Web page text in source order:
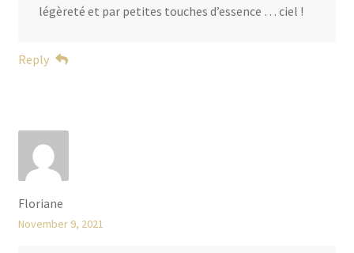
légèreté et par petites touches d’essence … ciel !
Reply
Floriane
November 9, 2021